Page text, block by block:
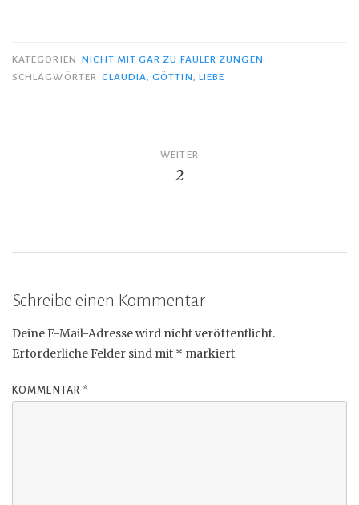
KATEGORIEN NICHT MIT GAR ZU FAULER ZUNGEN
SCHLAGWÖRTER CLAUDIA,GÖTTIN, LIEBE
Beitragsnavigation
WEITER
2
Schreibe einen Kommentar
Deine E-Mail-Adresse wird nicht veröffentlicht.
Erforderliche Felder sind mit * markiert
KOMMENTAR *